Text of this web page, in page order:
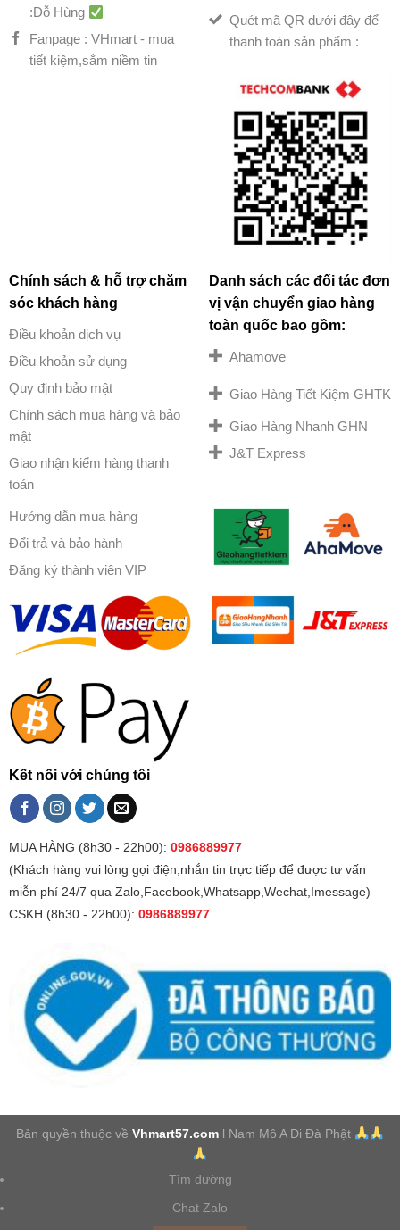
:Đỗ Hùng
Fanpage : VHmart - mua
tiết kiệm,sắm niềm tin
Quét mã QR dưới đây để
thanh toán sản phẩm :
Chính sách & hỗ trợ chăm
sóc khách hàng
Điều khoản dịch vụ
Điều khoản sử dụng
Quy định bảo mật
Chính sách mua hàng và bảo
mật
Giao nhận kiểm hàng thanh
toán
Hướng dẫn mua hàng
Đổi trả và bảo hành
Đăng ký thành viên VIP
Danh sách các đối tác đơn
vị vận chuyển giao hàng
toàn quốc bao gồm:
Ahamove
Giao Hàng Tiết Kiệm GHTK
Giao Hàng Nhanh GHN
J&T Express
Kết nối với chúng tôi
MUA HÀNG (8h30 - 22h00): 0986889977
(Khách hàng vui lòng gọi điện,nhắn tin trực tiếp để được tư vấn
miễn phí 24/7 qua Zalo,Facebook,Whatsapp,Wechat,Imessage)
CSKH (8h30 - 22h00): 0986889977
Bản quyền thuộc vềVhmart57.com l Nam Mô A Di Đà Phật
Tìm đường
Chat Zalo